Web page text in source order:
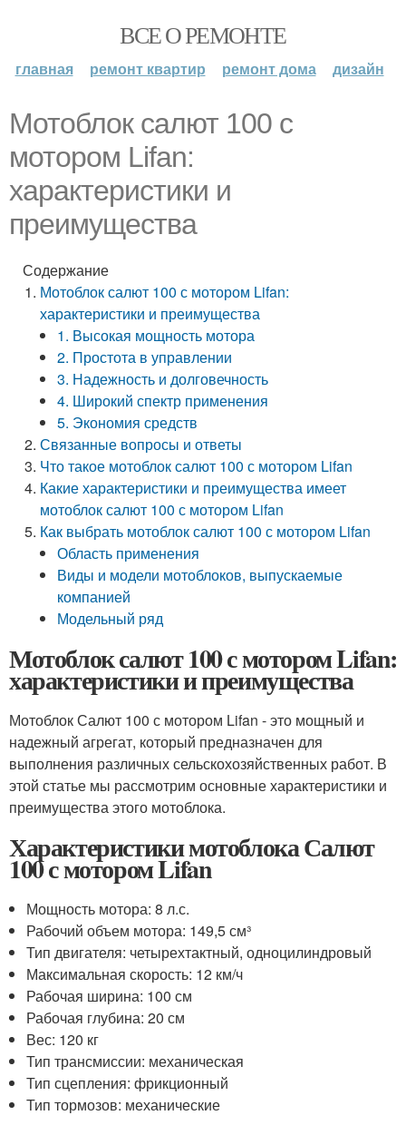
ВСЕ О РЕМОНТЕ
главная ремонт квартир ремонт дома дизайн
Мотоблок салют 100 с
мотором Lifan:
характеристики и
преимущества
Содержание
Мотоблок салют 100 с мотором Lifan:
характеристики и преимущества
1. Высокая мощность мотора
2. Простота в управлении
3. Надежность и долговечность
4. Широкий спектр применения
5. Экономия средств
Связанные вопросы и ответы
Что такое мотоблок салют 100 с мотором Lifan
Какие характеристики и преимущества имеет
мотоблок салют 100 с мотором Lifan
Как выбрать мотоблок салют 100 с мотором Lifan
Область применения
Виды и модели мотоблоков, выпускаемые
компанией
Модельный ряд
Мотоблок салют 100 с мотором Lifan:
характеристики и преимущества
Мотоблок Салют 100 с мотором Lifan - это мощный и
надежный агрегат, который предназначен для
выполнения различных сельскохозяйственных работ. В
этой статье мы рассмотрим основные характеристики и
преимущества этого мотоблока.
Характеристики мотоблока Салют
100 с мотором Lifan
Мощность мотора: 8 л.с.
Рабочий объем мотора: 149,5 см³
Тип двигателя: четырехтактный, одноцилиндровый
Максимальная скорость: 12 км/ч
Рабочая ширина: 100 см
Рабочая глубина: 20 см
Вес: 120 кг
Тип трансмиссии: механическая
Тип сцепления: фрикционный
Тип тормозов: механические